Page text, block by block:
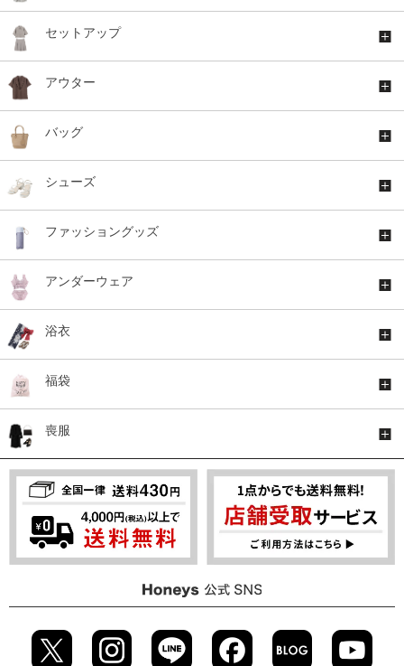
セットアップ
アウター
バッグ
シューズ
ファッショングッズ
アンダーウェア
浴衣
福袋
喪服